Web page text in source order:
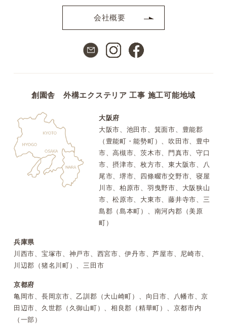
会社概要
創園舎 外構エクステリア 工事 施工可能地域
大阪府
大阪市、池田市、箕面市、豊能郡
（豊能町・能勢町）、吹田市、豊中
市、高槻市、茨木市、門真市、守口
市、摂津市、枚方市、東大阪市、八
尾市、堺市、四條畷市交野市、寝屋
川市、柏原市、羽曳野市、大阪狭山
市、松原市、大東市、藤井寺市、三
島郡（島本町）、南河内郡（美原
町）
兵庫県
川西市、宝塚市、神戸市、西宮市、伊丹市、芦屋市、尼崎市、
川辺郡（猪名川町）、三田市
京都府
亀岡市、長岡京市、乙訓郡（大山崎町）、向日市、八幡市、京
田辺市、久世郡（久御山町）、相良郡（精華町）、京都市内
（一部）